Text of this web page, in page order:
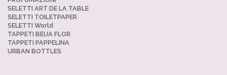
SELETTI ART DE LA TABLE
SELETTI TOILETPAPER
SELETTI World
TAPPETI BEIJA FLOR
TAPPETI PAPPELINA
URBAN BOTTLES